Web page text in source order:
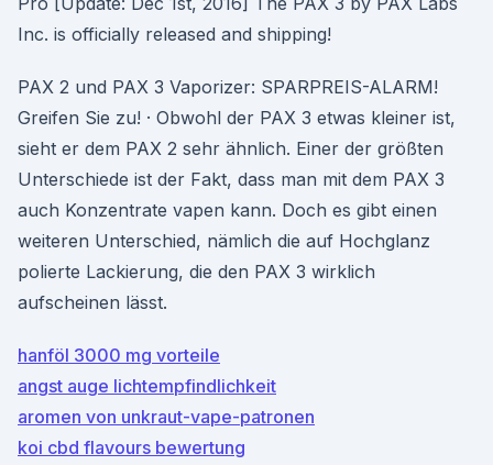
Inc. is officially released and shipping!
PAX 2 und PAX 3 Vaporizer: SPARPREIS-ALARM!
Greifen Sie zu! · Obwohl der PAX 3 etwas kleiner ist,
sieht er dem PAX 2 sehr ähnlich. Einer der größten
Unterschiede ist der Fakt, dass man mit dem PAX 3
auch Konzentrate vapen kann. Doch es gibt einen
weiteren Unterschied, nämlich die auf Hochglanz
polierte Lackierung, die den PAX 3 wirklich
aufscheinen lässt.
hanföl 3000 mg vorteile
angst auge lichtempfindlichkeit
aromen von unkraut-vape-patronen
koi cbd flavours bewertung